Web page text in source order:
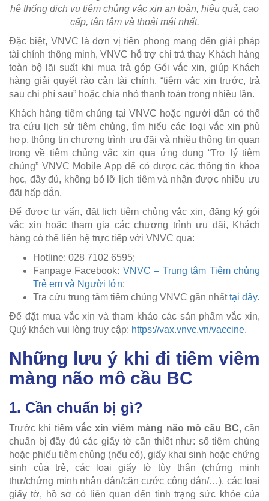
hệ thống dịch vụ tiêm chủng vắc xin an toàn, hiệu quả, cao
cấp, tận tâm và thoải mái nhất.
Đặc biệt, VNVC là đơn vị tiên phong mang đến giải pháp
tài chính thông minh, VNVC hỗ trợ chi trả thay Khách hàng
toàn bộ lãi suất khi mua trả góp Gói vắc xin, giúp Khách
hàng giải quyết rào cản tài chính, “tiêm vắc xin trước, trả
sau chi phí sau” hoặc chia nhỏ thanh toán trong nhiều lần.
Khách hàng tiêm chủng tại VNVC hoặc người dân có thể
tra cứu lịch sử tiêm chủng, tìm hiểu các loại vắc xin phù
hợp, thông tin chương trình ưu đãi và nhiều thông tin quan
trọng về tiêm chủng vắc xin qua ứng dụng “Trợ lý tiêm
chủng” VNVC Mobile App để có được các thông tin khoa
học, đầy đủ, không bỏ lỡ lịch tiêm và nhận được nhiều ưu
đãi hấp dẫn.
Để được tư vấn, đặt lịch tiêm chủng vắc xin, đăng ký gói
vắc xin hoặc tham gia các chương trình ưu đãi, Khách
hàng có thể liên hệ trực tiếp với VNVC qua:
Hotline: 028 7102 6595;
Fanpage Facebook: VNVC – Trung tâm Tiêm chủng
Trẻ em và Người lớn;
Tra cứu trung tâm tiêm chủng VNVC gần nhấttại đây.
Để đặt mua vắc xin và tham khảo các sản phẩm vắc xin,
Quý khách vui lòng truy cập: https://vax.vnvc.vn/vaccine.
Những lưu ý khi đi tiêm viêm
màng não mô cầu BC
1. Cần chuẩn bị gì?
Trước khi tiêmvắc xin viêm màng não mô cầu BC, cần
chuẩn bị đầy đủ các giấy tờ cần thiết như: số tiêm chủng
hoặc phiếu tiêm chủng (nếu có), giấy khai sinh hoặc chứng
sinh của trẻ, các loại giấy tờ tùy thân (chứng minh
thư/chứng minh nhân dân/căn cước công dân/…), các loại
giấy tờ, hồ sơ có liên quan đến tình trạng sức khỏe của